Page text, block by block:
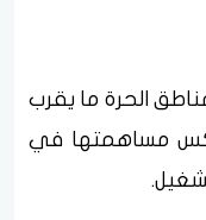
الحرة ما يقرب
يعكس مساهمتها في